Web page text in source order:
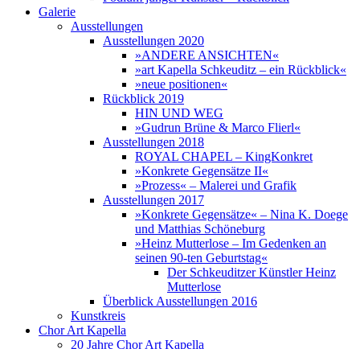
Galerie
Ausstellungen
Ausstellungen 2020
»ANDERE ANSICHTEN«
»art Kapella Schkeuditz – ein Rückblick«
»neue positionen«
Rückblick 2019
HIN UND WEG
»Gudrun Brüne & Marco Flierl«
Ausstellungen 2018
ROYAL CHAPEL – KingKonkret
»Konkrete Gegensätze II«
»Prozess« – Malerei und Grafik
Ausstellungen 2017
»Konkrete Gegensätze« – Nina K. Doege
und Matthias Schöneburg
»Heinz Mutterlose – Im Gedenken an
seinen 90-ten Geburtstag«
Der Schkeuditzer Künstler Heinz
Mutterlose
Überblick Ausstellungen 2016
Kunstkreis
Chor Art Kapella
20 Jahre Chor Art Kapella